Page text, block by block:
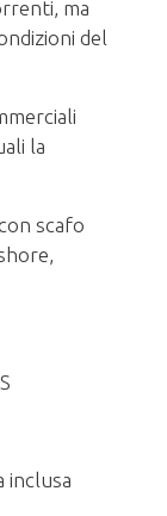
ma
del
la
scafo
inclusa